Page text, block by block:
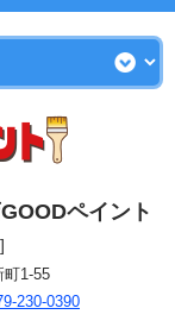
ペイント
町1-55
230-0390